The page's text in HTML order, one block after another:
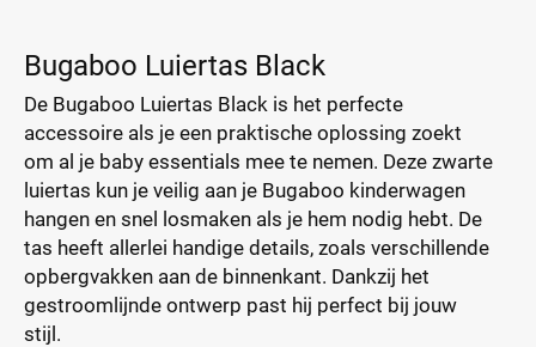
Bugaboo Luiertas Black
De Bugaboo Luiertas Black is het perfecte
accessoire als je een praktische oplossing zoekt
om al je baby essentials mee te nemen. Deze zwarte
luiertas kun je veilig aan je Bugaboo kinderwagen
hangen en snel losmaken als je hem nodig hebt. De
tas heeft allerlei handige details, zoals verschillende
opbergvakken aan de binnenkant. Dankzij het
gestroomlijnde ontwerp past hij perfect bij jouw
stijl.